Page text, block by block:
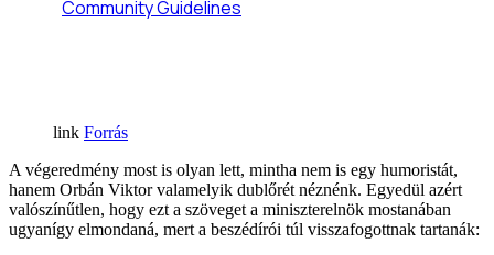
Forrás
A végeredmény most is olyan lett, mintha nem is egy humoristát,
hanem Orbán Viktor valamelyik dublőrét néznénk. Egyedül azért
valószínűtlen, hogy ezt a szöveget a miniszterelnök mostanában
ugyanígy elmondaná, mert a beszédírói túl visszafogottnak tartanák: